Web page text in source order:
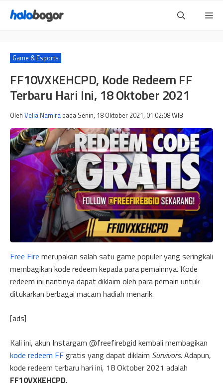
Game & Esports
FF10VXKEHCPD, Kode Redeem FF
Terbaru Hari Ini, 18 Oktober 2021
Oleh Velia Namira pada Senin, 18 Oktober 2021, 01:02:08WIB
Free Fire merupakan salah satu game populer yang seringkali
membagikan kode redeem kepada para pemainnya. Kode
redeem ini nantinya dapat diklaim oleh para pemain untuk
ditukarkan berbagai macam hadiah menarik.
[ads]
Kali ini, akun Instargam @freefirebgid kembali membagikan
kode redeem FFgratis yang dapat diklaim Survivors. Adapun,
kode redeem terbaru hari ini, 18 Oktober 2021 adalah
FF10VXKEHCPD.